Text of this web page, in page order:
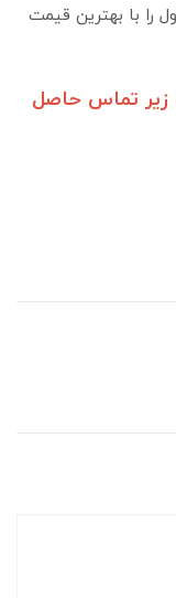
را با بهترین قیمت
زیر تماس حاصل